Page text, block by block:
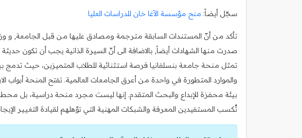
سجّل أيضاً: منح مؤسسة الآغا خان للدراسات العليا
تأكد من أنّ المستندات السابقة مترجمة ومصادق عليها من قبل الجامعة, و
صدرت منها الشهادات أيضاً, بالاضافة الى أنّ السيرة الذاتية يجب أن تكون
تمثل منحة جامعة بنسلفانيا فرصة استثنائية للطلاب المتميزين، حيث تدمج
والموارد المتطورة في واحدة من أعرق الجامعات العالمية. تفتح المنحة أبواب
بيئة محفزة للإبداع والبحث المتقدم. إنها ليست مجرد منحة دراسية، بل
تُكسب المستفيدين المعرفة والشبكات المهنية التي تؤهلهم لقيادة التغيير